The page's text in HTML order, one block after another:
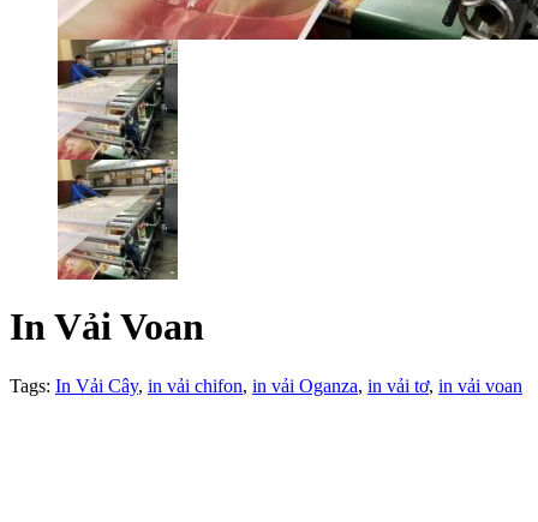
In Vải Voan
Tags: In Vải Cây, in vải chifon, in vải Oganza, in vải tơ, in vải voan